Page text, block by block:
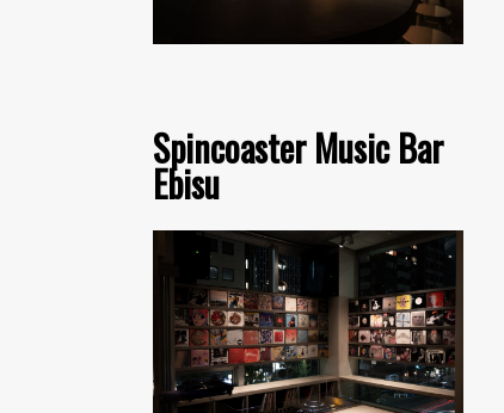
Spincoaster Music Bar
Ebisu